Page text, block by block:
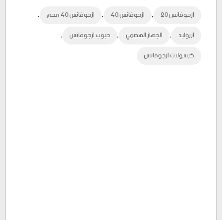
Plus ازجوفانس 20 , ازجوفانس 40 , ازجوفانس 40 مجم ,
ازروليد , الجهاز الهضمي , حبوب ازجوفانس ,
كبسولات ازجوفانس